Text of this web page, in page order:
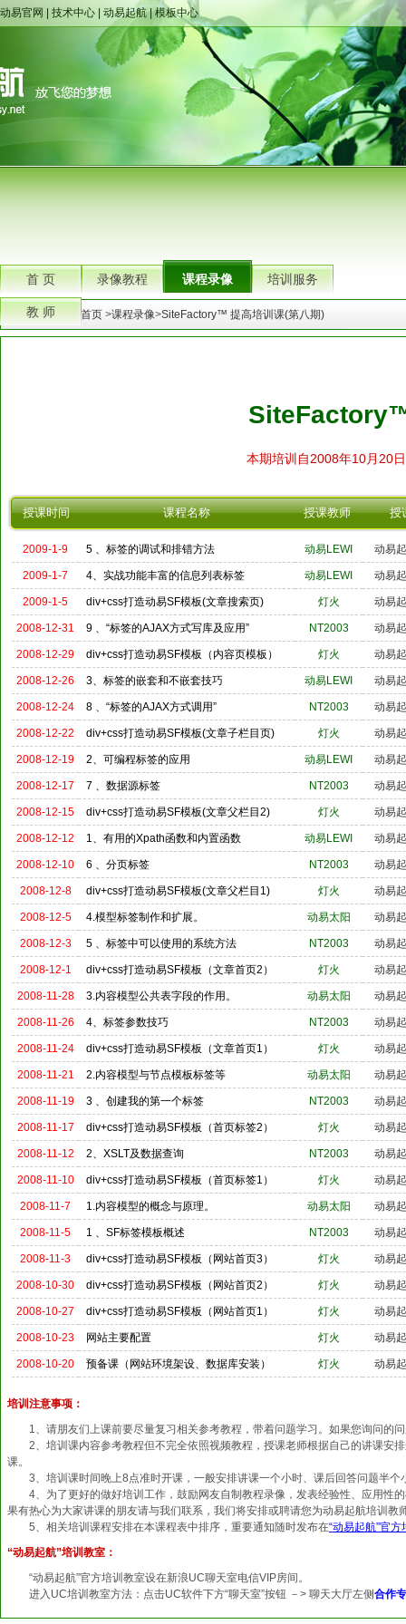
动易官网 技术中心 动易起航|模板中心
首 页 录像教程 课程录像 培训服务
教 师
您的位置： 首页 >课程录像>SiteFactory™ 提高培训课(第八期)
本期培训自2008年10月20
授课时间 课程名称 授课教师 授
2009-1-9 5 、标签的调试和排错方法 动易LEWI 动易
2009-1-7 4、实战功能丰富的信息列表标签 动易LEWI 动易
2009-1-5 div+css打造动易SF模板(文章搜索页) 灯火 动易
2008-12-31 9 、“标签的AJAX方式写库及应用” NT2003 动易
2008-12-29 div+css打造动易SF模板（内容页模板） 灯火 动易
2008-12-26 3、标签的嵌套和不嵌套技巧 动易LEWI 动易
2008-12-24 8 、“标签的AJAX方式调用” NT2003 动易
2008-12-22 div+css打造动易SF模板(文章子栏目页) 灯火 动易
2008-12-19 2、可编程标签的应用 动易LEWI 动易
2008-12-17 7 、数据源标签 NT2003 动易
2008-12-15 div+css打造动易SF模板(文章父栏目2) 灯火 动易
2008-12-12 1、有用的Xpath函数和内置函数 动易LEWI 动易
2008-12-10 6 、分页标签 NT2003 动易
2008-12-8 div+css打造动易SF模板(文章父栏目1) 灯火 动易
2008-12-5 4.模型标签制作和扩展。 动易太阳 动易
2008-12-3 5 、标签中可以使用的系统方法 NT2003 动易
2008-12-1 div+css打造动易SF模板（文章首页2） 灯火 动易
2008-11-28 3.内容模型公共表字段的作用。 动易太阳 动易
2008-11-26 4、标签参数技巧 NT2003 动易
2008-11-24 div+css打造动易SF模板（文章首页1） 灯火 动易
2008-11-21 2.内容模型与节点模板标签等 动易太阳 动易
2008-11-19 3 、创建我的第一个标签 NT2003 动易
2008-11-17 div+css打造动易SF模板（首页标签2） 灯火 动易
2008-11-12 2、XSLT及数据查询 NT2003 动易
2008-11-10 div+css打造动易SF模板（首页标签1） 灯火 动易
2008-11-7 1.内容模型的概念与原理。 动易太阳 动易
2008-11-5 1 、SF标签模板概述 NT2003 动易
2008-11-3 div+css打造动易SF模板（网站首页3） 灯火 动易
2008-10-30 div+css打造动易SF模板（网站首页2） 灯火 动易
2008-10-27 div+css打造动易SF模板（网站首页1） 灯火 动易
2008-10-23 网站主要配置 灯火 动易
2008-10-20 预备课（网站环境架设、数据库安装） 灯火 动易
培训注意事项：
1、请朋友们上课前要尽量复习相关参考教程，带着问题学习。如果您询问的
2、培训课内容参考教程但不完全依照视频教程，授课老师根据自己的讲课安
课。
3、培训课时间晚上8点准时开课，一般安排讲课一个小时、课后回答问题半个
4、为了更好的做好培训工作，鼓励网友自制教程录像，发表经验性、应用性
果有热心为大家讲课的朋友请与我们联系，我们将安排或聘请您为动易起航培训教
5、相关培训课程安排在本课程表中排序，重要通知随时发布在“动易起航”官方
“动易起航”培训教室：
“动易起航”官方培训教室设在新浪UC聊天室电信VIP房间。
进入UC培训教室方法：点击UC软件下方“聊天室”按钮 －> 聊天大厅左侧合作